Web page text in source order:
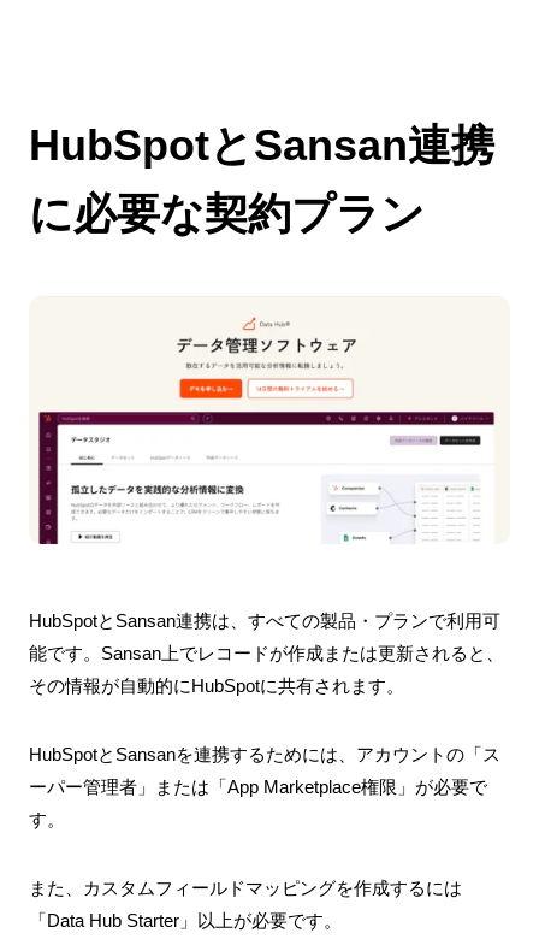
HubSpotとSansan連携
に必要な契約プラン
HubSpotとSansan連携は、すべての製品・プランで利用可
能です。Sansan上でレコードが作成または更新されると、
その情報が自動的にHubSpotに共有されます。
HubSpotとSansanを連携するためには、アカウントの「ス
ーパー管理者」または「App Marketplace権限」が必要で
す。
また、カスタムフィールドマッピングを作成するには
「Data Hub Starter」以上が必要です。